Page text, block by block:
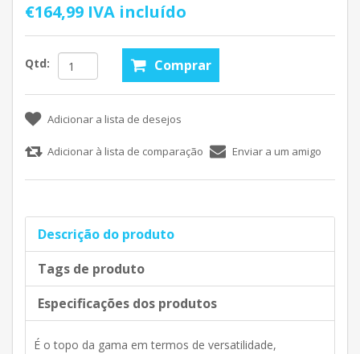
€164,99 IVA incluído
Qtd:
Descrição do produto
Tags de produto
Especificações dos produtos
É o topo da gama em termos de versatilidade,